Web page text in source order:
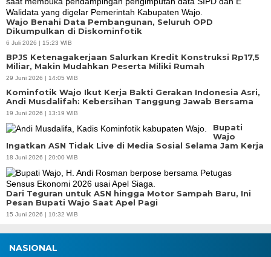
Wajo Benahi Data Pembangunan, Seluruh OPD
Dikumpulkan di Diskominfotik
6 Juli 2026 | 15:23 WIB
BPJS Ketenagakerjaan Salurkan Kredit Konstruksi Rp17,5
Miliar, Makin Mudahkan Peserta Miliki Rumah
29 Juni 2026 | 14:05 WIB
Kominfotik Wajo Ikut Kerja Bakti Gerakan Indonesia Asri,
Andi Musdalifah: Kebersihan Tanggung Jawab Bersama
19 Juni 2026 | 13:19 WIB
Bupati
Wajo
Ingatkan ASN Tidak Live di Media Sosial Selama Jam Kerja
18 Juni 2026 | 20:00 WIB
Dari Teguran untuk ASN hingga Motor Sampah Baru, Ini
Pesan Bupati Wajo Saat Apel Pagi
15 Juni 2026 | 10:32 WIB
NASIONAL